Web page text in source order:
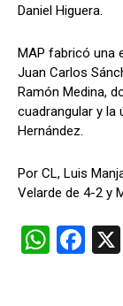
Daniel Higuera.
MAP fabricó una
Juan Carlos
Ramón Medina,
cuadrangular y la
Hernández.
Por CL, Luis
Velarde de 4-2 y
W F